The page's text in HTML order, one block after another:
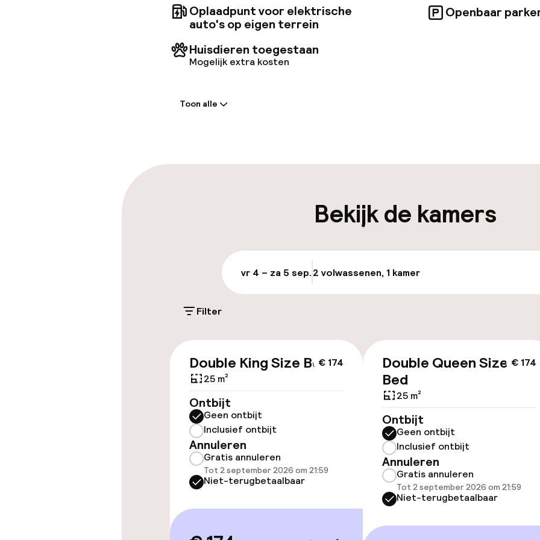
Oplaadpunt voor elektrische
auto's op eigen terrein
Huisdieren toegestaan
Mogelijk extra kosten
Openbaar
Parkeergelegenheid op eigen
terrein (buiten)
Mogelijk extra kosten
Parkeergelegenheid op eigen
Gratis parkeren
Openbaar parkeren
Oplaadpunt
Toegankelijkheid
Overal rolstoeltoegankelijk
Lift
Kamers
Toon alle
Bekijk de kamers
vr 4 – za 5 sep.2 volwassenen, 1 kamer
Filter
€ 174
Double King Size Bed
25 m²
Ontbijt
Geen ontbijt
Inclusief ontbijt
Annuleren
Gratis annuleren
Tot 2 september 2026 om 21:59
Niet-terugbetaalbaar
€ 174
Double Queen Size
Bed
25 m²
Ontbijt
Geen ontbijt
Inclusief ontbijt
Annuleren
Gratis annuleren
Tot 2 september 2026 om 21:59
Niet-terugbetaalbaar